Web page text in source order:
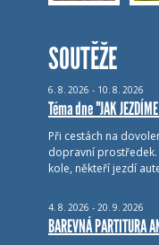
SOUTĚŽE
6. 8. 2026 - 10. 8. 2026
Téma dne "JAK
Při cestách na
dopravní prostředek.
kole, někteří jezdí
4. 8. 2026 - 20. 9. 2026
BAREVNÁ PARTITURA